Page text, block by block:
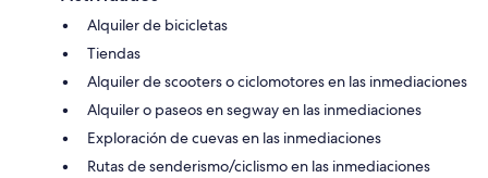
Alquiler de bicicletas
Tiendas
Alquiler de scooters o ciclomotores en las inmediaciones
Alquiler o paseos en segway en las inmediaciones
Exploración de cuevas en las inmediaciones
Rutas de senderismo/ciclismo en las inmediaciones